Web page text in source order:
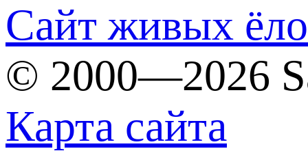
Сайт живых
© 2000—2026
Карта сайта